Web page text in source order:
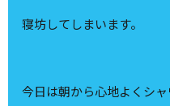
寝坊してしまいます。
今日は朝から心地よくシ